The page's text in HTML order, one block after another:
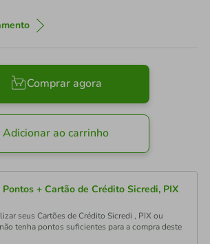
Comprar agora
Adicionar ao carrinho
Pontos + Cartão de Crédito Sicredi, PIX
seus Cartões de Crédito Sicredi , PIX ou
tenha pontos suficientes para a compra deste